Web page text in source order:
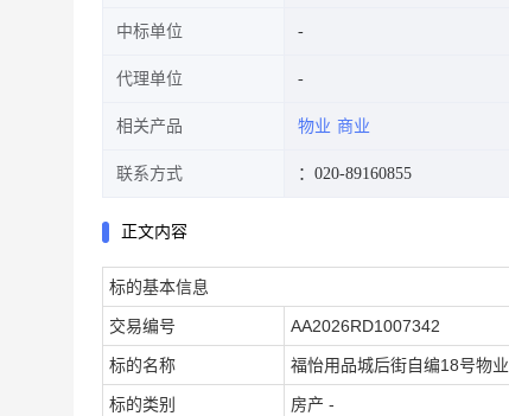
中标单位
代理单位
相关产品 物业 商业
联系方式 ：020-89160855
正文内容
标的基本信息
交易编号 AA2026RD1007342
标的名称 福怡用品城后街自编18号物业
标的类别 房产 -